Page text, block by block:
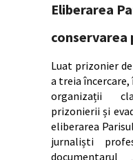
Eliberarea
conservarea
Luat prizonier
a treia
organizații
prizonierii și
eliberarea
jurnaliști
documentarul